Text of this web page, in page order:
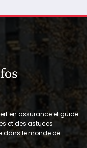
en assurance et guide
et des astuces
dans le monde de